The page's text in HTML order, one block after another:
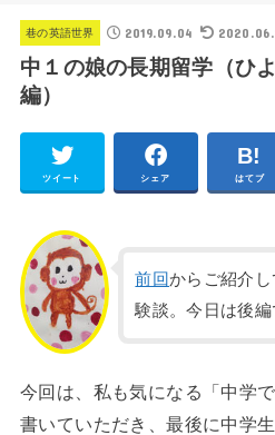
巷の英語世界 2019.09.04
中１の娘の長期留学（ひ
編）
ツイート シェア はてブ
前回からご紹介
験談。今日は後編
今回は、私も気になる「中学
書いていただき、最後に中学